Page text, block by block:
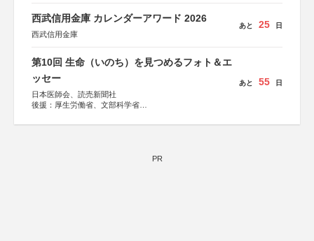
西武信用金庫 カレンダーアワード 2026
西武信用金庫
あと 25 日
第10回 生命（いのち）を見つめるフォト＆エ
ッセー
日本医師会、読売新聞社
後援：厚生労働省、文部科学省
しん生命保険株式会社
あと 55 日
PR